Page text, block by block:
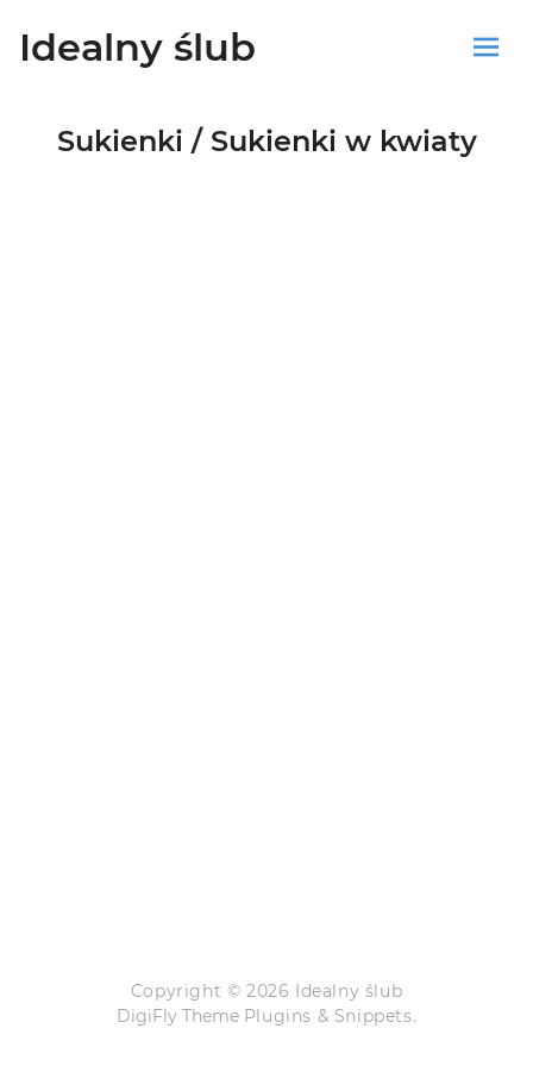
Idealny ślub
SklepSukienki / Sukienki w kwiaty
Copyright © 2026 Idealny ślub
DigiFly Theme Plugins & Snippets.